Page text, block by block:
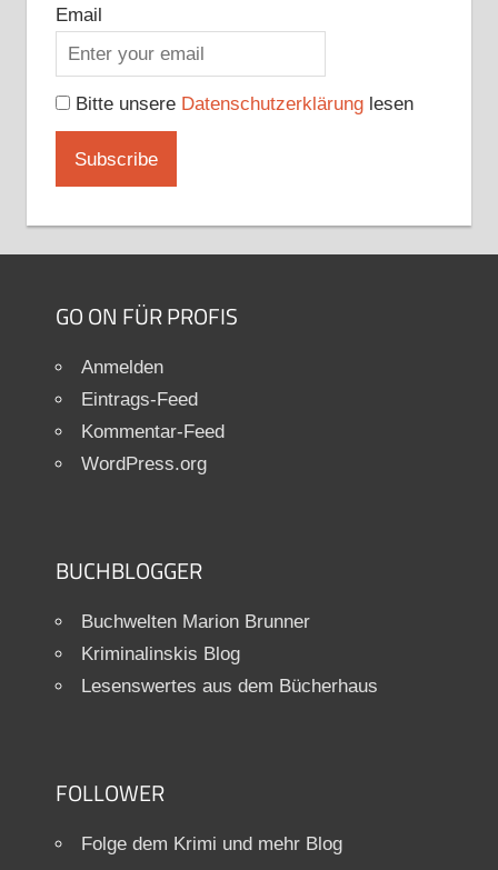
Email
Bitte unsere Datenschutzerklärunglesen
GO ON FÜR PROFIS
Anmelden
Eintrags-Feed
Kommentar-Feed
WordPress.org
BUCHBLOGGER
Buchwelten Marion Brunner
Kriminalinskis Blog
Lesenswertes aus dem Bücherhaus
FOLLOWER
Folge dem Krimi und mehr Blog